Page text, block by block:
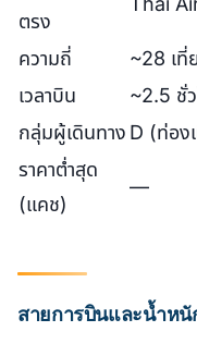
ตรง
ความถี่
~28 เที่
เวลาบิน
~2.5 ชั่
กลุ่มผู้เดินทาง D (ท่อง
ราคาต่ำสุด
(แคช)
—
สายการบินและน้ำหนั